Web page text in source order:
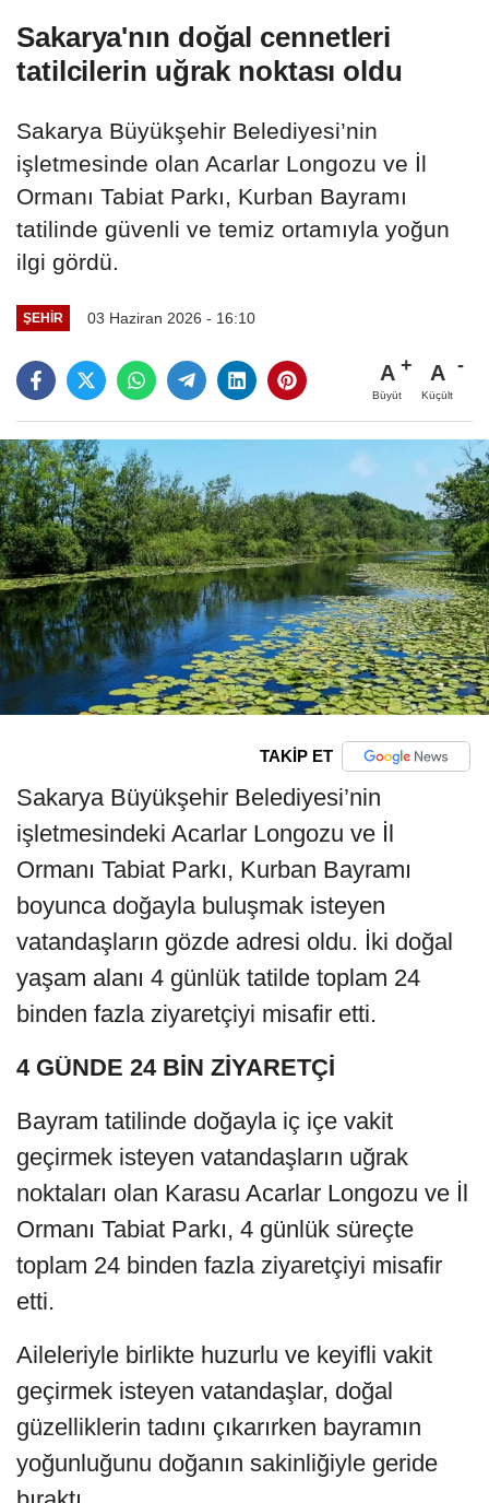
Sakarya'nın doğal cennetleri
tatilcilerin uğrak noktası oldu
Sakarya Büyükşehir Belediyesi’nin
işletmesinde olan Acarlar Longozu ve İl
Ormanı Tabiat Parkı, Kurban Bayramı
tatilinde güvenli ve temiz ortamıyla yoğun
ilgi gördü.
ŞEHIR 03 Haziran 2026 - 16:10
A
Büyüt
A
Küçült
TAKİP ET
Sakarya Büyükşehir Belediyesi’nin
işletmesindeki Acarlar Longozu ve İl
Ormanı Tabiat Parkı, Kurban Bayramı
boyunca doğayla buluşmak isteyen
vatandaşların gözde adresi oldu. İki doğal
yaşam alanı 4 günlük tatilde toplam 24
binden fazla ziyaretçiyi misafir etti.
4 GÜNDE 24 BİN ZİYARETÇİ
Bayram tatilinde doğayla iç içe vakit
geçirmek isteyen vatandaşların uğrak
noktaları olan Karasu Acarlar Longozu ve İl
Ormanı Tabiat Parkı, 4 günlük süreçte
toplam 24 binden fazla ziyaretçiyi misafir
etti.
Aileleriyle birlikte huzurlu ve keyifli vakit
geçirmek isteyen vatandaşlar, doğal
güzelliklerin tadını çıkarırken bayramın
yoğunluğunu doğanın sakinliğiyle geride